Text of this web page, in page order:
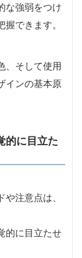
な強弱をつけ
できます。
、そして使用
インの基本原
的に目立た
注意点は、
的に目立たせ